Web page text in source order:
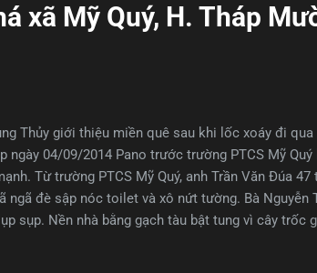
xã Mỹ Quý, H. Tháp
Thủy giới thiệu miền quê sau khi lốc xoáy đi qua
ngày 04/09/2014 Pano trước trường PTCS Mỹ
Từ trường PTCS Mỹ Quý, anh Trần Văn Đúa 47
ngã đè sập nóc toilet và xô nứt tường. Bà Nguyễn
sụp. Nền nhà bằng gạch tàu bật tung vì cây trốc